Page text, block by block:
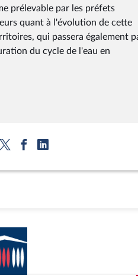
prélevable par les préfets
quant à l'évolution de cette
qui passera également
du cycle de l'eau en